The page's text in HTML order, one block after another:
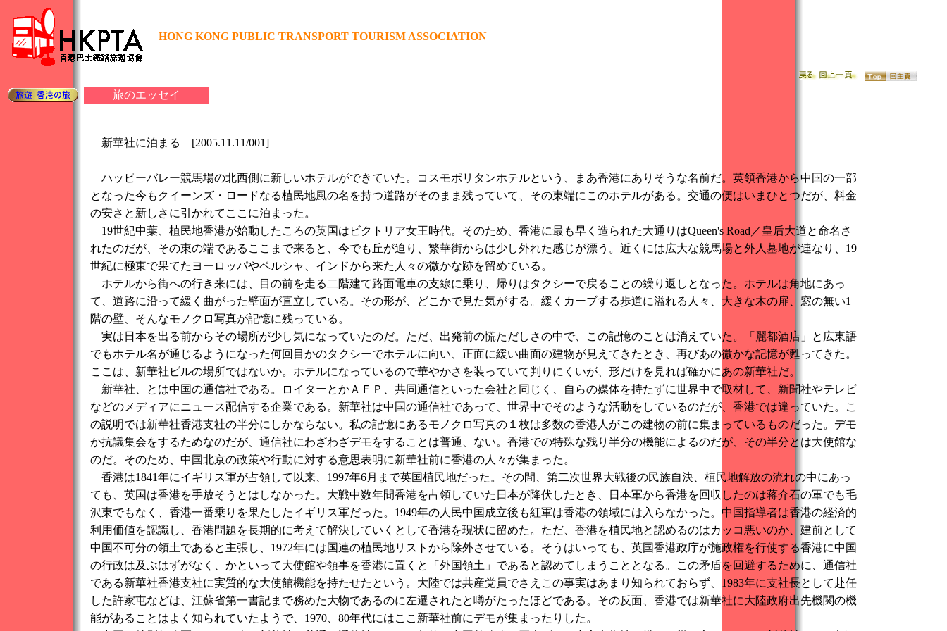
HONG KONG PUBLIC TRANSPORT TOURISM ASSOCIATION
旅のエッセイ
新華社に泊まる [2005.11.11/001]
ハッピーバレー競馬場の北西側に新しいホテルができていた。コスモポリタンホテルという、まあ香港にありそうな名前だ。英領香港から中国の一部
となった今もクイーンズ・ロードなる植民地風の名を持つ道路がそのまま残っていて、その東端にこのホテルがある。交通の便はいまひとつだが、料金
の安さと新しさに引かれてここに泊まった。
19世紀中葉、植民地香港が始動したころの英国はビクトリア女王時代。そのため、香港に最も早く造られた大通りはQueen's Road／皇后大道と命名さ
れたのだが、その東の端であるここまで来ると、今でも丘が迫り、繁華街からは少し外れた感じが漂う。近くには広大な競馬場と外人墓地が連なり、19
世紀に極東で果てたヨーロッパやペルシャ、インドから来た人々の微かな跡を留めている。
ホテルから街への行き来には、目の前を走る二階建て路面電車の支線に乗り、帰りはタクシーで戻ることの繰り返しとなった。ホテルは角地にあっ
て、道路に沿って緩く曲がった壁面が直立している。その形が、どこかで見た気がする。緩くカーブする歩道に溢れる人々、大きな木の扉、窓の無い1
階の壁、そんなモノクロ写真が記憶に残っている。
実は日本を出る前からその場所が少し気になっていたのだ。ただ、出発前の慌ただしさの中で、この記憶のことは消えていた。「麗都酒店」と広東語
でもホテル名が通じるようになった何回目かのタクシーでホテルに向い、正面に緩い曲面の建物が見えてきたとき、再びあの微かな記憶が甦ってきた。
ここは、新華社ビルの場所ではないか。ホテルになっているので華やかさを装っていて判りにくいが、形だけを見れば確かにあの新華社だ。
新華社、とは中国の通信社である。ロイターとかＡＦＰ、共同通信といった会社と同じく、自らの媒体を持たずに世界中で取材して、新聞社やテレビ
などのメディアにニュース配信する企業である。新華社は中国の通信社であって、世界中でそのような活動をしているのだが、香港では違っていた。こ
の説明では新華社香港支社の半分にしかならない。私の記憶にあるモノクロ写真の１枚は多数の香港人がこの建物の前に集まっているものだった。デモ
か抗議集会をするためなのだが、通信社にわざわざデモをすることは普通、ない。香港での特殊な残り半分の機能によるのだが、その半分とは大使館な
のだ。そのため、中国北京の政策や行動に対する意思表明に新華社前に香港の人々が集まった。
香港は1841年にイギリス軍が占領して以来、1997年6月まで英国植民地だった。その間、第二次世界大戦後の民族自決、植民地解放の流れの中にあっ
ても、英国は香港を手放そうとはしなかった。大戦中数年間香港を占領していた日本が降伏したとき、日本軍から香港を回収したのは蒋介石の軍でも毛
沢東でもなく、香港一番乗りを果たしたイギリス軍だった。1949年の人民中国成立後も紅軍は香港の領域には入らなかった。中国指導者は香港の経済的
利用価値を認識し、香港問題を長期的に考えて解決していくとして香港を現状に留めた。ただ、香港を植民地と認めるのはカッコ悪いのか、建前として
中国不可分の領土であると主張し、1972年には国連の植民地リストから除外させている。そうはいっても、英国香港政庁が施政権を行使する香港に中国
の行政は及ぶはずがなく、かといって大使館や領事を香港に置くと「外国領土」であると認めてしまうこととなる。この矛盾を回避するために、通信社
である新華社香港支社に実質的な大使館機能を持たせたという。大陸では共産党員でさえこの事実はあまり知られておらず、1983年に支社長として赴任
した許家屯などは、江蘇省第一書記まで務めた大物であるのに左遷されたと噂がたったほどである。その反面、香港では新華社に大陸政府出先機関の機
能があることはよく知られていたようで、1970、80年代にはここ新華社前にデモが集まったりした。